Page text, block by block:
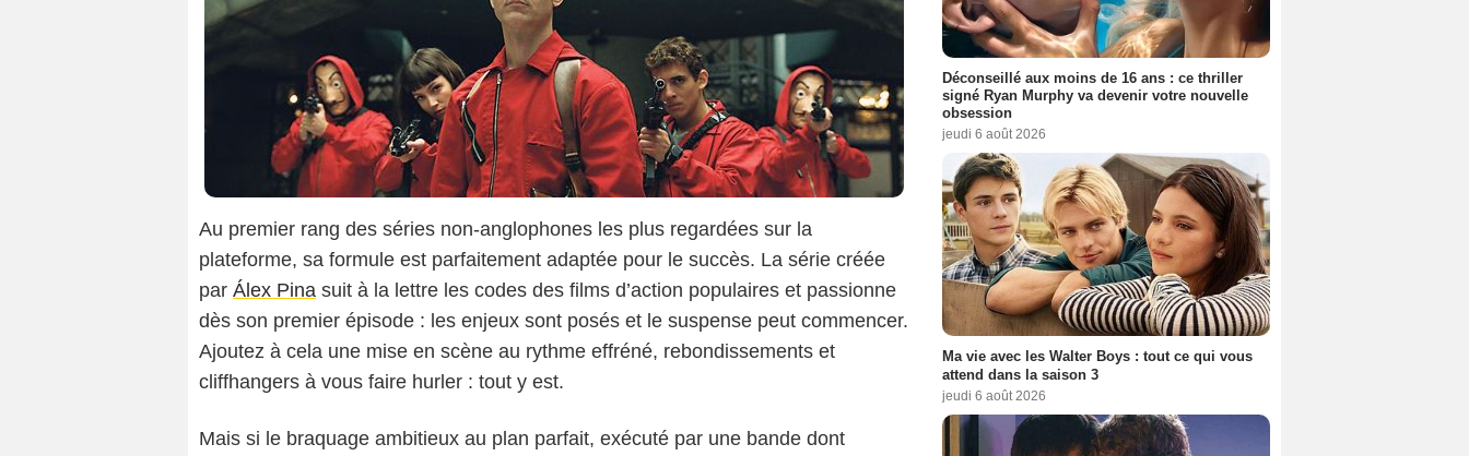
Au premier rang des séries non-anglophones les plus regardées sur la
plateforme, sa formule est parfaitement adaptée pour le succès. La série créée
par Álex Pina suit à la lettre les codes des films d’action populaires et passionne
dès son premier épisode : les enjeux sont posés et le suspense peut commencer.
Ajoutez à cela une mise en scène au rythme effréné, rebondissements et
cliffhangers à vous faire hurler : tout y est.
Mais si le braquage ambitieux au plan parfait, exécuté par une bande dont
Antena 3 / Netflix
Déconseillé aux moins de 16 ans : ce thriller
signé Ryan Murphy va devenir votre nouvelle
obsession
jeudi 6 août 2026
Ma vie avec les Walter Boys : tout ce qui vous
attend dans la saison 3
jeudi 6 août 2026